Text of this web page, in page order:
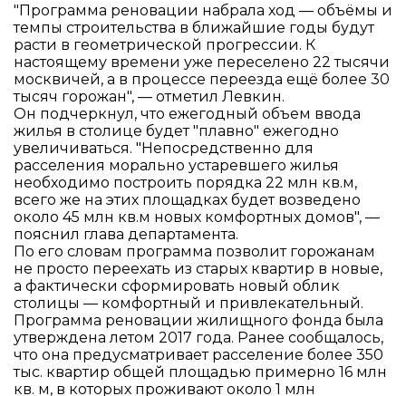
"Программа реновации набрала ход — объёмы и
темпы строительства в ближайшие годы будут
расти в геометрической прогрессии. К
настоящему времени уже переселено 22 тысячи
москвичей, а в процессе переезда ещё более 30
тысяч горожан", — отметил Левкин.
Он подчеркнул, что ежегодный объем ввода
жилья в столице будет "плавно" ежегодно
увеличиваться. "Непосредственно для
расселения морально устаревшего жилья
необходимо построить порядка 22 млн кв.м,
всего же на этих площадках будет возведено
около 45 млн кв.м новых комфортных домов", —
пояснил глава департамента.
По его словам программа позволит горожанам
не просто переехать из старых квартир в новые,
а фактически сформировать новый облик
столицы — комфортный и привлекательный.
Программа реновации жилищного фонда была
утверждена летом 2017 года. Ранее сообщалось,
что она предусматривает расселение более 350
тыс. квартир общей площадью примерно 16 млн
кв. м, в которых проживают около 1 млн